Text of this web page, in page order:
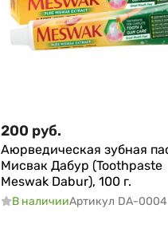
200 руб.
Аюрведическая зубная
Мисвак Дабур (Toothpaste
Meswak Dabur), 100 г.
В наличииАртикул DA-0004